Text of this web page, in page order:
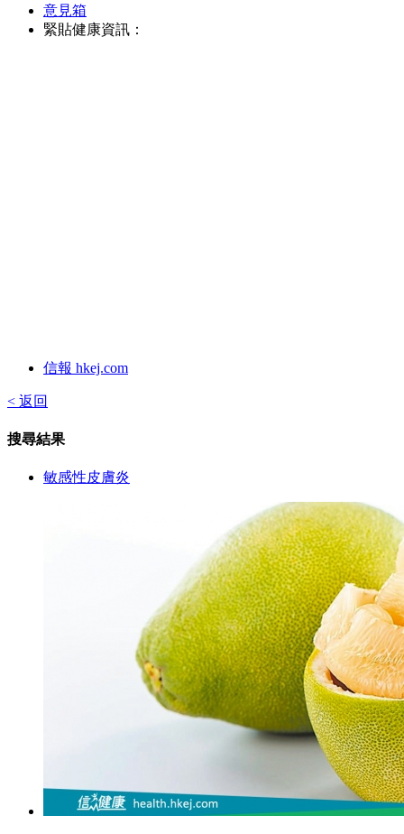
意見箱
緊貼健康資訊：
信報 hkej.com
< 返回
搜尋結果
敏感性皮膚炎